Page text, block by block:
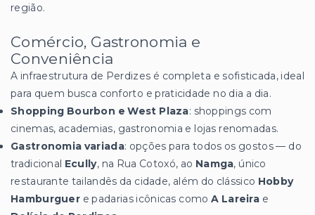
região.
Comércio, Gastronomia e
Conveniência
A infraestrutura de Perdizes é completa e sofisticada, ideal
para quem busca conforto e praticidade no dia a dia.
Shopping Bourbon e West Plaza: shoppings com
cinemas, academias, gastronomia e lojas renomadas.
Gastronomia variada: opções para todos os gostos — do
tradicional Ecully, na Rua Cotoxó, ao Namga, único
restaurante tailandês da cidade, além do clássico Hobby
Hamburguer e padarias icônicas comoA Lareira e